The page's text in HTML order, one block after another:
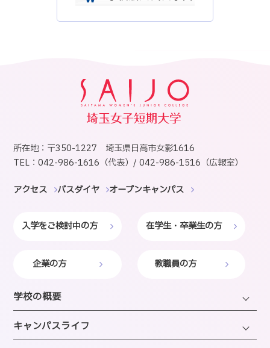
所在地：〒350-1227 埼玉県日高市女影1616
TEL：042-986-1616（代表）/ 042-986-1516（広報室）
アクセス バスダイヤ オープンキャンパス
入学をご検討中の方 在学生・卒業生の方
企業の方 教職員の方
学校の概要
学長・理事長挨拶
建学の精神・沿革・校歌
キャンパスライフ